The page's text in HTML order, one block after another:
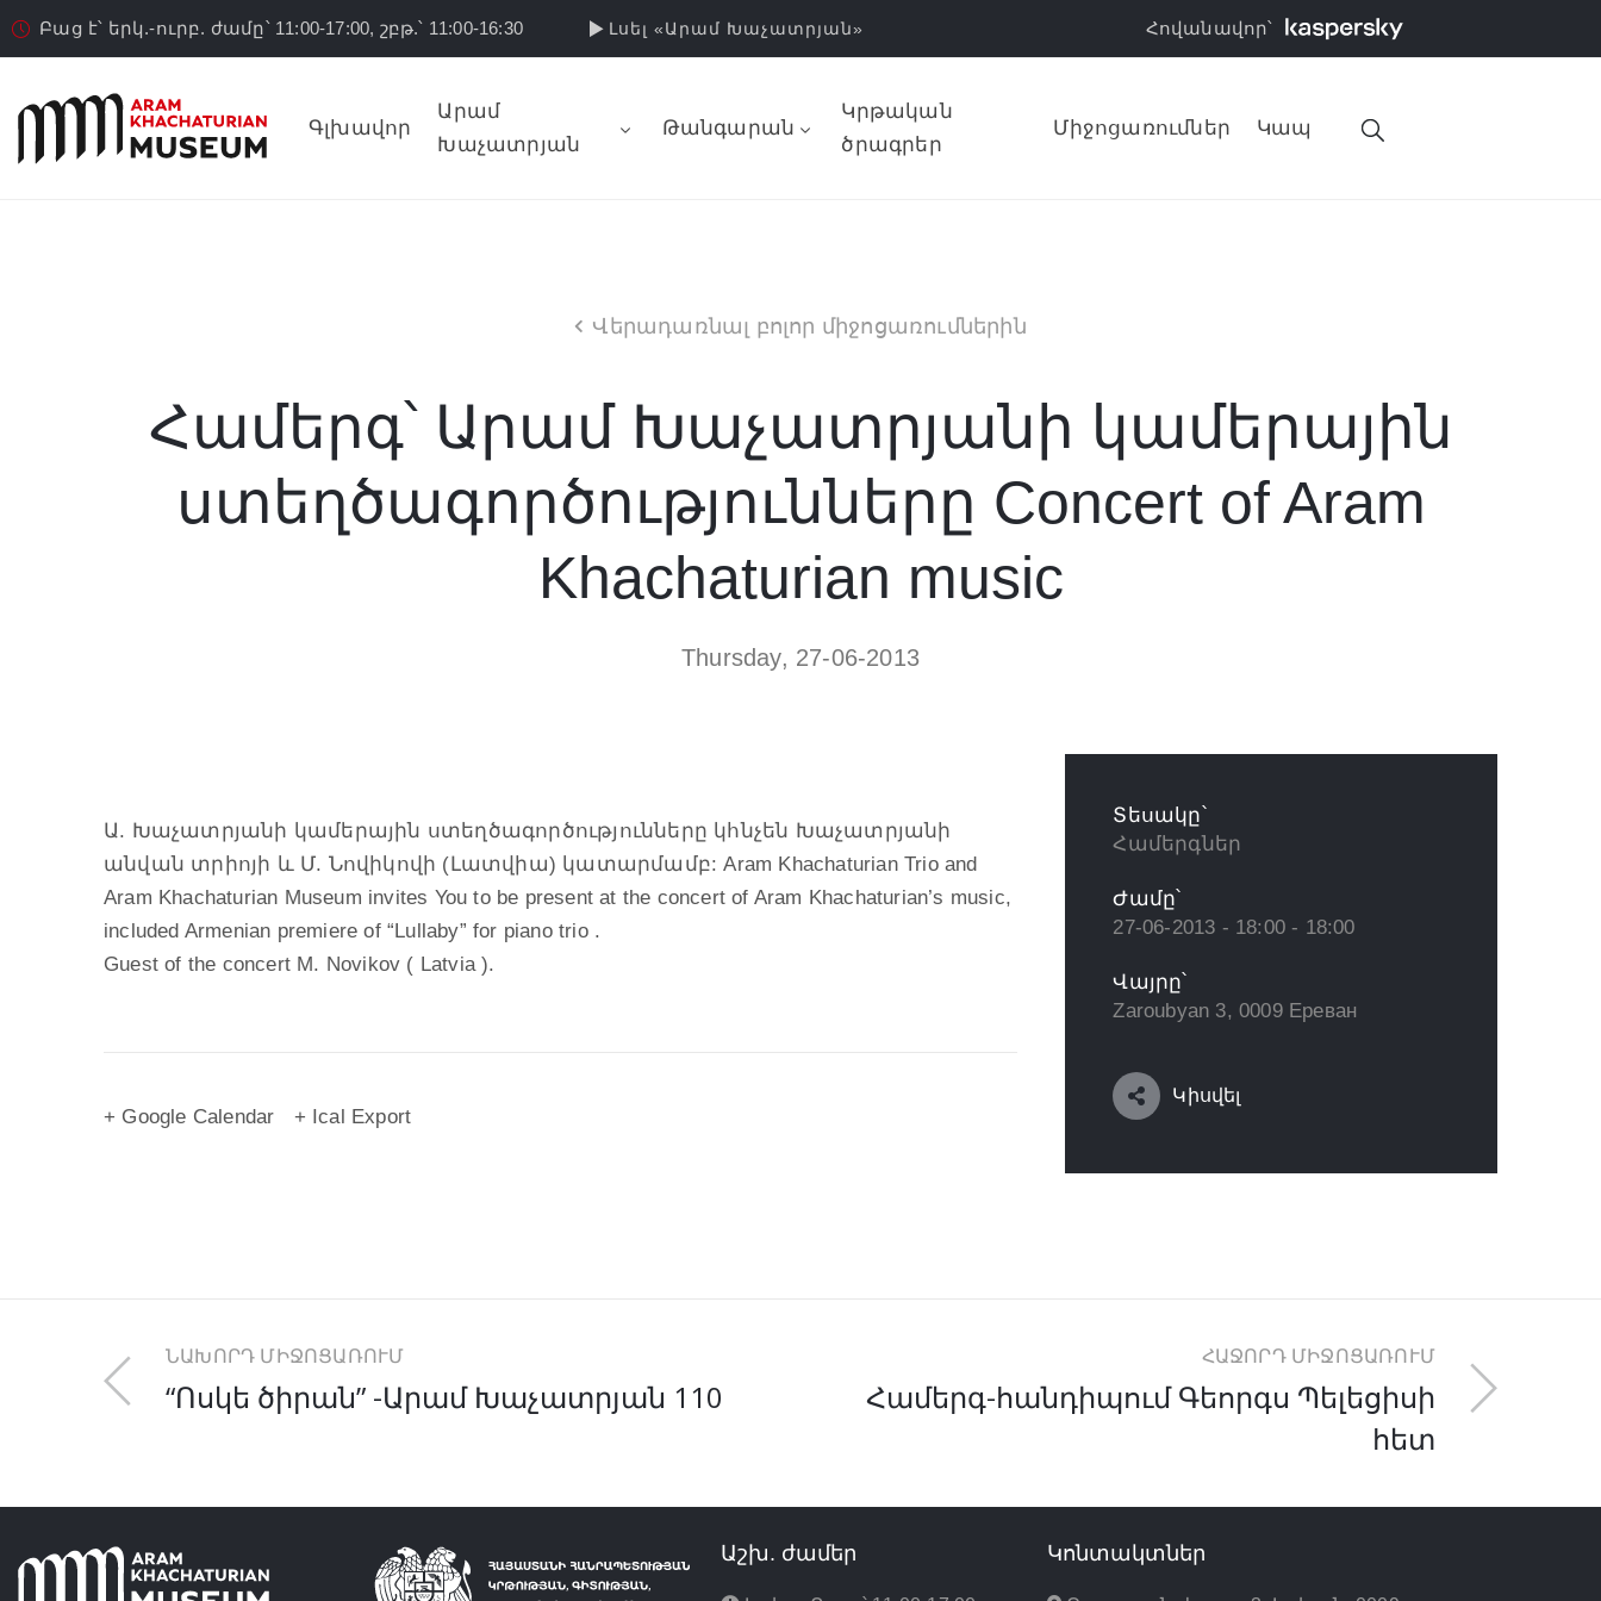
Բաց է՝ երկ.-ուրբ. ժամը՝ 11:00-17:00, շբթ.՝ 11:00-16:30 Լսել «Արամ Խաչատրյան» Հովանավոր՝
Գլխավոր
Արամ
Խաչատրյան
Թանգարան
Կրթական
ծրագրեր
Միջոցառումներ Կապ
Վերադառնալ բոլոր միջոցառումներին
Համերգ՝ Արամ Խաչատրյանի կամերային
ստեղծագործությունները Concert of Aram
Khachaturian music
Thursday, 27-06-2013
Ա. Խաչատրյանի կամերային ստեղծագործությունները կհնչեն Խաչատրյանի
անվան տրիոյի և Մ. Նովիկովի (Լատվիա) կատարմամբ: Aram Khachaturian Trio and
Aram Khachaturian Museum invites You to be present at the concert of Aram Khachaturian’s music,
included Armenian premiere of “Lullaby” for piano trio .
Guest of the concert M. Novikov ( Latvia ).
+ Google Calendar + Ical Export
Տեսակը՝
Համերգներ
Ժամը՝
27-06-2013 - 18:00 - 18:00
Վայրը՝
Zaroubyan 3, 0009 Ереван
Կիսվել
ՆԱԽՈՐԴ ՄԻՋՈՑԱՌՈՒՄ
“Ոսկե ծիրան” -Արամ Խաչատրյան 110
ՀԱՋՈՐԴ ՄԻՋՈՑԱՌՈՒՄ
Համերգ-հանդիպում Գեորգս Պելեցիսի
հետ
Աշխ. ժամեր Կոնտակտներ